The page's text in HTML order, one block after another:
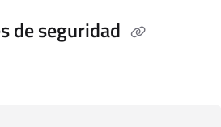
de seguridad